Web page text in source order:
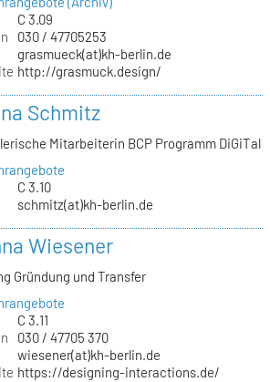
C 3.09
030 / 47705253
grasmueck(at)kh-berlin.de
http://grasmuck.design/
Schmitz
Mitarbeiterin BCP Programm DiGiTal
C 3.10
schmitz(at)kh-berlin.de
Wiesener
Gründung und Transfer
C 3.11
030 / 47705 370
wiesener(at)kh-berlin.de
https://designing-interactions.de/